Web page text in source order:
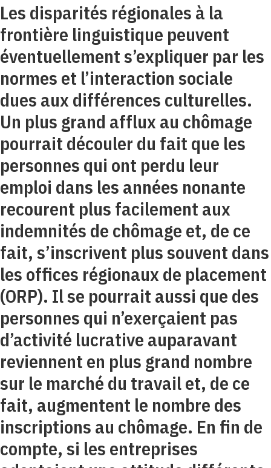
Les disparités régionales à la
frontière linguistique peuvent
éventuellement s’expliquer par les
normes et l’interaction sociale
dues aux différences culturelles.
Un plus grand afflux au chômage
pourrait découler du fait que les
personnes qui ont perdu leur
emploi dans les années nonante
recourent plus facilement aux
indemnités de chômage et, de ce
fait, s’inscrivent plus souvent dans
les offices régionaux de placement
(ORP). Il se pourrait aussi que des
personnes qui n’exerçaient pas
d’activité lucrative auparavant
reviennent en plus grand nombre
sur le marché du travail et, de ce
fait, augmentent le nombre des
inscriptions au chômage. En fin de
compte, si les entreprises